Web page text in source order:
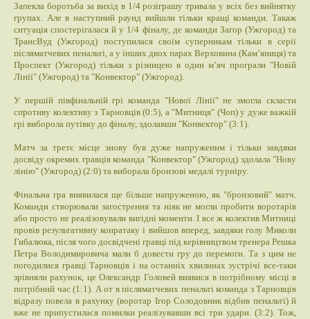
Запекла боротьба за вихід в 1/4 розіграшу тривала у всіх без вийнятку
групах. Але в наступний раунд вийшли тільки кращі команди. Такаж
ситуація спостерігалася й у 1/4 фіналу, де команди Загор (Ужгород) та
ТрансВуд (Ужгород) поступилася своїм суперникам тільки в серії
післяматчевих пенальті, а у інших двох парах Верховина (Кам’яниця) та
Проспект (Ужгород) тільки з різницею в один м’яч програли "Новій
Лінії" (Ужгород) та "Конвектор" (Ужгород).
У першій півфінальній грі команда "Нової Лінії" не змогла скласти
спротиву колективу з Тарновців (0:5), а "Митниця" (Чоп) у дуже важкій
грі виборола путівку до фіналу, здолавши "Конвектор" (3:1).
Матч за третє місце знову був дуже напруженим і тільки завдяки
досвіду окремих гравців команда "Конвектор" (Ужгород) здолала "Нову
лінію" (Ужгород) (2:0) та виборала бронзові медалі турніру.
Фінальна гра виявилася ще більше напруженою, як "бронзовий" матч.
Команди створювали загострення та ніяк не могли пробити воротарів
або просто не реалізовували вигідні моменти. І все ж колектив Митниці
провів результативну конратаку і вийшов вперед, завдяки голу Миколи
Гибалюка, після чого досвідчені гравці під керівництвом тренера Решка
Петра Володимировича мали б довести гру до перемоги. Та з цим не
погодилися гравці Тарновців і на останніх хвилинах зустрічі все-таки
зрівняли рахунок, це Олександр Головей виявися в потрібному місці в
потрібний час (1:1). А от в післяматчевих пенальті команда з Тарновців
відразу повела в рахунку (воротар Ігор Солодовник відбив пенальті) й
вже не припустилася помилки реалізувавши всі три удари. (3:2). Тож,